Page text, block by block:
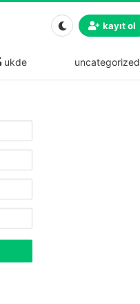
kayıt ol
ukde uncategorized